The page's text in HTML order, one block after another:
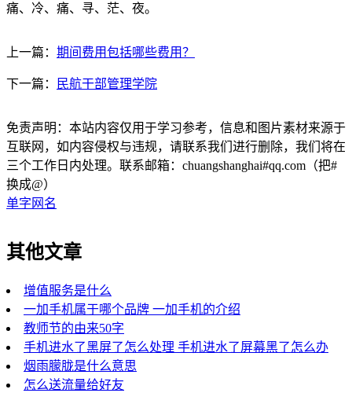
痛、冷、痛、寻、茫、夜。
上一篇： 期间费用包括哪些费用？
下一篇： 民航干部管理学院
免责声明：本站内容仅用于学习参考，信息和图片素材来源于
互联网，如内容侵权与违规，请联系我们进行删除，我们将在
三个工作日内处理。联系邮箱：chuangshanghai#qq.com（把#
换成@）
单字网名
其他文章
增值服务是什么
一加手机属于哪个品牌 一加手机的介绍
教师节的由来50字
手机进水了黑屏了怎么处理 手机进水了屏幕黑了怎么办
烟雨朦胧是什么意思
怎么送流量给好友